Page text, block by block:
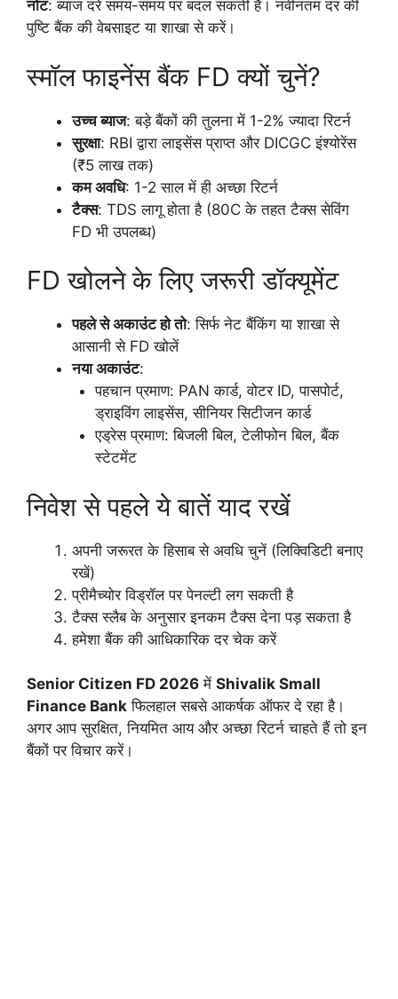
नोट: ब्याज दरें समय-समय पर बदल सकती हैं। नवीनतम दर की
पुष्टि बैंक की वेबसाइट या शाखा से करें।
स्मॉल फाइनेंस बैंक FD क्यों चुनें?
उच्च ब्याज: बड़े बैंकों की तुलना में 1-2% ज्यादा रिटर्न
सुरक्षा: RBI द्वारा लाइसेंस प्राप्त और DICGC इंश्योरेंस
(₹5 लाख तक)
कम अवधि: 1-2 साल में ही अच्छा रिटर्न
टैक्स: TDS लागू होता है (80C के तहत टैक्स सेविंग
FD भी उपलब्ध)
FD खोलने के लिए जरूरी डॉक्यूमेंट
पहले से अकाउंट हो तो: सिर्फ नेट बैंकिंग या शाखा से
आसानी से FD खोलें
नया अकाउंट:
पहचान प्रमाण: PAN कार्ड, वोटर ID, पासपोर्ट,
ड्राइविंग लाइसेंस, सीनियर सिटीजन कार्ड
एड्रेस प्रमाण: बिजली बिल, टेलीफोन बिल, बैंक
स्टेटमेंट
निवेश से पहले ये बातें याद रखें
अपनी जरूरत के हिसाब से अवधि चुनें (लिक्विडिटी बनाए
रखें)
प्रीमैच्योर विड्रॉल पर पेनल्टी लग सकती है
टैक्स स्लैब के अनुसार इनकम टैक्स देना पड़ सकता है
हमेशा बैंक की आधिकारिक दर चेक करें
Senior Citizen FD 2026 में Shivalik Small
Finance Bank फिलहाल सबसे आकर्षक ऑफर दे रहा है।
अगर आप सुरक्षित, नियमित आय और अच्छा रिटर्न चाहते हैं तो इन
बैंकों पर विचार करें।